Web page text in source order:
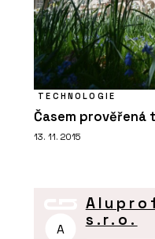
TECHNOLOGIE
Časem
13. 11. 2015
A
s.r.o.